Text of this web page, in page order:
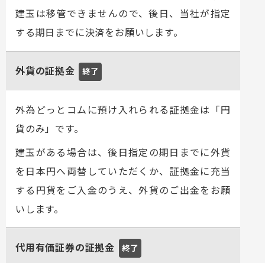
建玉は移管できませんので、後日、当社が指定
する期日までに決済をお願いします。
外貨の証拠金 終了
外為どっとコムに預け入れられる証拠金は「円
貨のみ」です。
建玉がある場合は、後日指定の期日までに外貨
を日本円へ両替していただくか、証拠金に充当
する円貨をご入金のうえ、外貨のご出金をお願
いします。
代用有価証券の証拠金 終了